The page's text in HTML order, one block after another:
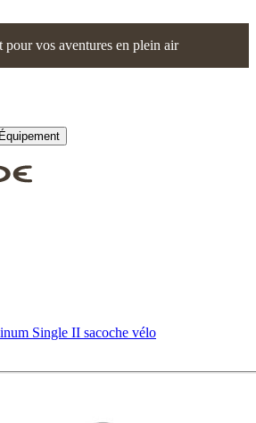
pour vos aventures en plein air
Équipement
Single II sacoche vélo